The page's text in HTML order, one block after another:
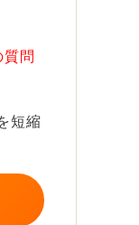
の過
ージ
成で
質問
短縮